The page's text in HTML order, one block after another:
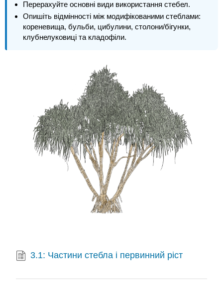
Перерахуйте основні види використання стебел.
Опишіть відмінності між модифікованими стеблами:
кореневища, бульби, цибулини, столони/бігунки,
клубнелуковиці та кладофіли.
3.1: Частини стебла і первинний ріст